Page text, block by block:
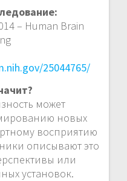
– Human Brain
25044765/
может
новых
восприятию
описывают это
или
установок.